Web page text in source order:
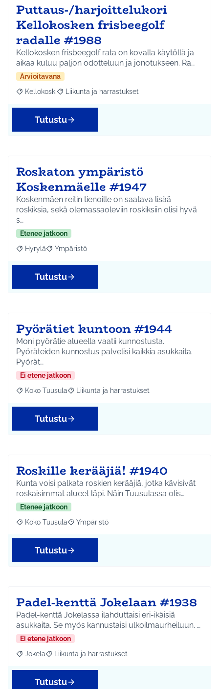
Puttaus-/harjoittelukori
Kellokosken frisbeegolf
radalle #1988
Kellokosken frisbeegolf rata on kovalla käytöllä ja
aikaa kuluu paljon odotteluun ja jonotukseen. Ra…
Arvioitavana
Rajaa tulokset aihepiirin mukaan: Kellokoski
Kellokoski Rajaa tulokset teeman mukaan: Liikunta ja
Liikunta ja harrastukset
Tutustu
Roskaton ympäristö
Koskenmäelle #1947
Koskenmäen reitin tienoille on saatava lisää
roskiksia, sekä olemassaoleviin roskiksiin olisi hyvä
s…
Etenee jatkoon
Rajaa tulokset aihepiirin mukaan: Hyrylä
Hyrylä Rajaa tulokset teeman mukaan: Ympäristö
Ympäristö
Tutustu
Pyörätiet kuntoon #1944
Moni pyörätie alueella vaatii kunnostusta.
Pyöräteiden kunnostus palvelisi kaikkia asukkaita.
Pyörät…
Ei etene jatkoon
Rajaa tulokset aihepiirin mukaan: Koko Tuusula
Koko Tuusula Rajaa tulokset teeman mukaan: Liikunta ja
Liikunta ja harrastukset
Tutustu
Roskille kerääjiä! #1940
Kunta voisi palkata roskien kerääjiä, jotka kävisivät
roskaisimmat alueet läpi. Näin Tuusulassa olis…
Etenee jatkoon
Rajaa tulokset aihepiirin mukaan: Koko Tuusula
Koko Tuusula Rajaa tulokset teeman mukaan: Ympäristö
Ympäristö
Tutustu
Padel-kenttä Jokelaan #1938
Padel-kenttä Jokelassa ilahduttaisi eri-ikäisiä
asukkaita. Se myös kannustaisi ulkoilmaurheiluun. …
Ei etene jatkoon
Rajaa tulokset aihepiirin mukaan: Jokela
Jokela Rajaa tulokset teeman mukaan: Liikunta ja
Liikunta ja harrastukset
Tutustu